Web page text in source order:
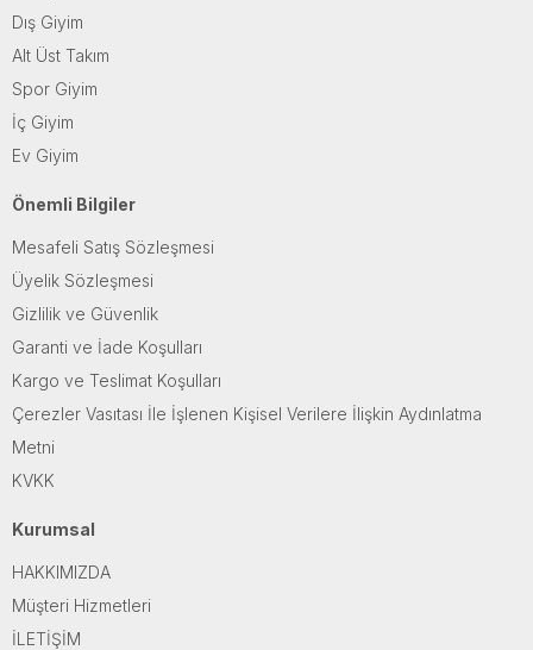
Dış Giyim
Alt Üst Takım
Spor Giyim
İç Giyim
Ev Giyim
Önemli Bilgiler
Mesafeli Satış Sözleşmesi
Üyelik Sözleşmesi
Gizlilik ve Güvenlik
Garanti ve İade Koşulları
Kargo ve Teslimat Koşulları
Çerezler Vasıtası İle İşlenen Kişisel Verilere İlişkin Aydınlatma
Metni
KVKK
Kurumsal
HAKKIMIZDA
Müşteri Hizmetleri
İLETİŞİM